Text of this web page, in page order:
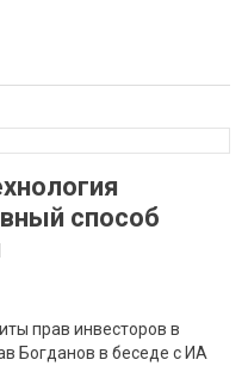
способ
прав инвесторов в
Богданов в беседе с ИА